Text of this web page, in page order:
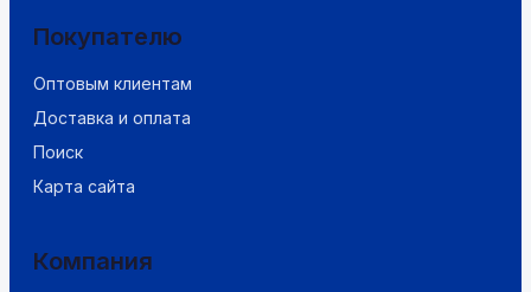
Покупателю
Оптовым клиентам
Доставка и оплата
Поиск
Карта сайта
Компания